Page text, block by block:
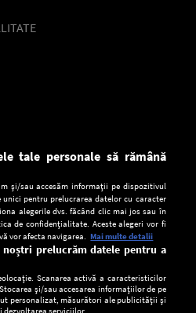
Europa FM pentru smartphone:
tale personale să rămână
și/sau accesăm informații pe dispozitivul
pentru prelucrarea datelor cu caracter
alegerile dvs. făcând clic mai jos sau în
de confidențialitate. Aceste alegeri vor fi
vor afecta navigarea. Mai multe detalii
prelucrăm datele pentru a
Scanarea activă a caracteristicilor
și/sau accesarea informațiilor de pe
personalizat, măsurători ale publicității și
dezvoltarea serviciilor.